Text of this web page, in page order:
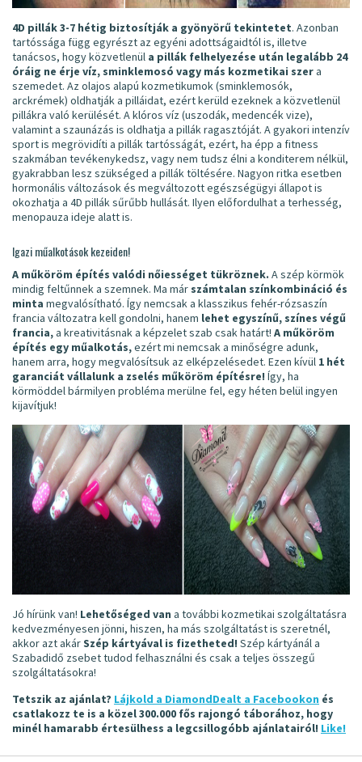
4D pillák 3-7 hétig biztosítják a gyönyörű tekintetet. Azonban
tartóssága függ egyrészt az egyéni adottságaidtól is, illetve
tanácsos, hogy közvetlenül a pillák felhelyezése után legalább 24
óráig ne érje víz, sminklemosó vagy más kozmetikai szera
szemedet. Az olajos alapú kozmetikumok (sminklemosók,
arckrémek) oldhatják a pilláidat, ezért kerüld ezeknek a közvetlenül
pillákra való kerülését. A klóros víz (uszodák, medencék vize),
valamint a szaunázás is oldhatja a pillák ragasztóját. A gyakori intenzív
sport is megrövidíti a pillák tartósságát, ezért, ha épp a fitness
szakmában tevékenykedsz, vagy nem tudsz élni a konditerem nélkül,
gyakrabban lesz szükséged a pillák töltésére. Nagyon ritka esetben
hormonális változások és megváltozott egészségügyi állapot is
okozhatja a 4D pillák sűrűbb hullását. Ilyen előfordulhat a terhesség,
menopauza ideje alatt is.
Igazi műalkotások kezeiden!
A műköröm építés valódi nőiességet tükröznek. A szép körmök
mindig feltűnnek a szemnek. Ma már számtalan színkombináció és
minta megvalósítható. Így nemcsak a klasszikus fehér-rózsaszín
francia változatra kell gondolni, hanem lehet egyszínű, színes végű
francia,a kreativitásnak a képzelet szab csak határt! A műköröm
építés egy műalkotás,ezért mi nemcsak a minőségre adunk,
hanem arra, hogy megvalósítsuk az elképzelésedet. Ezen kívül 1 hét
garanciát vállalunk a zselés műköröm építésre! Így, ha
körmöddel bármilyen probléma merülne fel, egy héten belül ingyen
kijavítjuk!
Jó hírünk van! Lehetőséged van a további kozmetikai szolgáltatásra
kedvezményesen jönni, hiszen, ha más szolgáltatást is szeretnél,
akkor azt akárSzép kártyával is fizetheted! Szép kártyánál a
Szabadidő zsebet tudod felhasználni és csak a teljes összegű
szolgáltatásokra!
Tetszik az ajánlat? Lájkold a DiamondDealt a Facebookon és
csatlakozz te is a közel 300.000 fős rajongó táborához, hogy
minél hamarabb értesülhess a legcsillogóbb ajánlatairól! Like!